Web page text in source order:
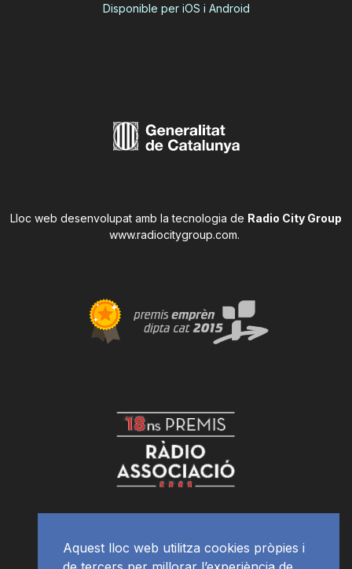
Disponible per iOS i Android
Lloc web desenvolupat amb la tecnologia de Radio City Group
www.radiocitygroup.com.
Aquest lloc web utilitza cookies pròpies i